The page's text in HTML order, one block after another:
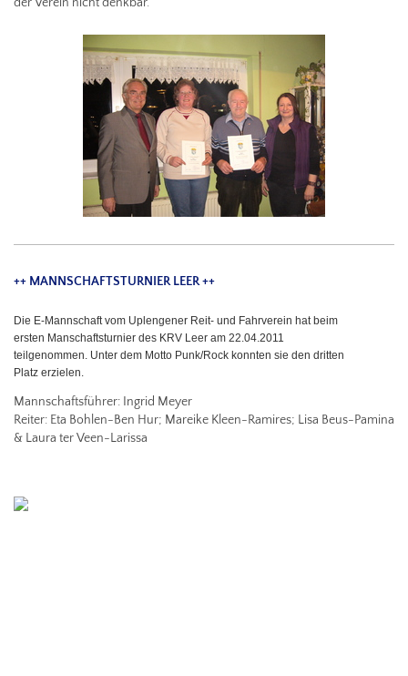
++ MANNSCHAFTSTURNIER LEER ++
Die E-Mannschaft vom Uplengener Reit- und Fahrverein hat beim
ersten Manschaftsturnier des KRV Leer am 22.04.2011
teilgenommen. Unter dem Motto Punk/Rock konnten sie den dritten
Platz erzielen.
Mannschaftsführer: Ingrid Meyer
Reiter: Eta Bohlen-Ben Hur; Mareike Kleen-Ramires; Lisa Beus-Pamina
& Laura ter Veen-Larissa